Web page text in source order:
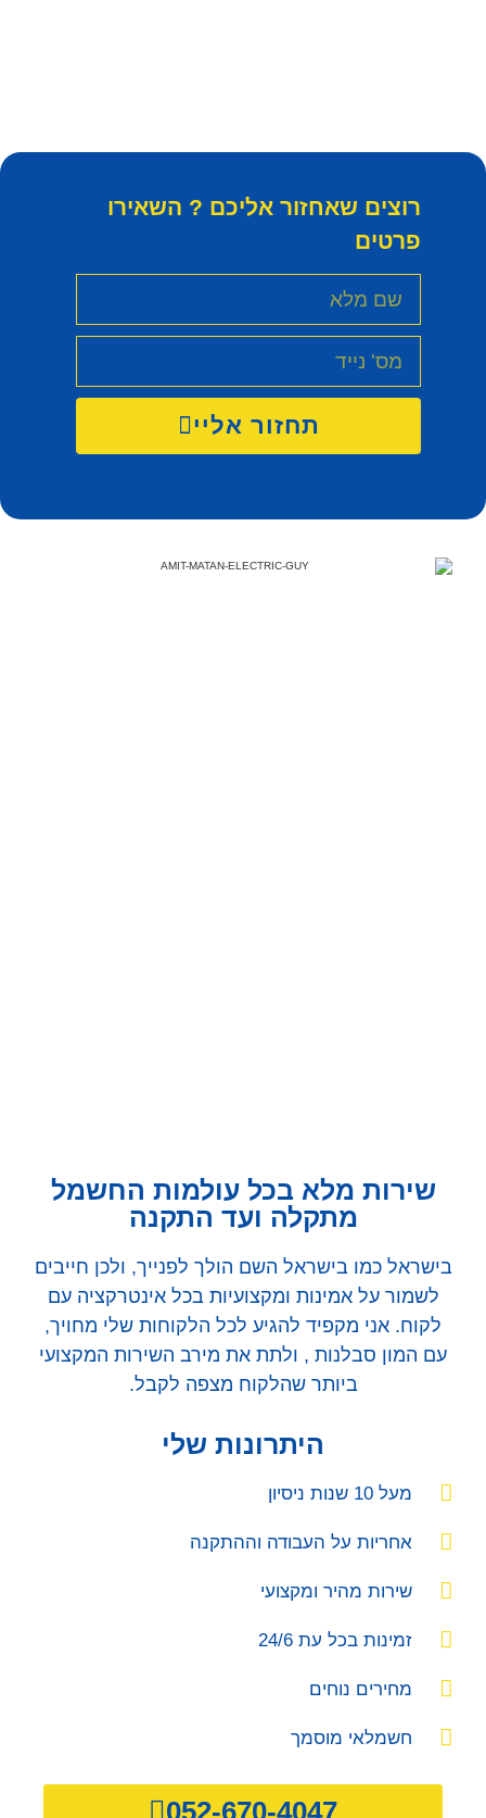
רוצים שאחזור אליכם ? השאירו
פרטים
תחזור אליי
שירות מלא בכל עולמות החשמל
מתקלה ועד התקנה
בישראל כמו בישראל השם הולך לפנייך, ולכן חייבים
לשמור על אמינות ומקצועיות בכל אינטרקציה עם
לקוח. אני מקפיד להגיע לכל הלקוחות שלי מחויך,
עם המון סבלנות , ולתת את מירב השירות המקצועי
ביותר שהלקוח מצפה לקבל.
היתרונות שלי
מעל 10 שנות ניסיון
אחריות על העבודה וההתקנה
שירות מהיר ומקצועי
זמינות בכל עת 24/6
מחירים נוחים
חשמלאי מוסמך
052-670-4047